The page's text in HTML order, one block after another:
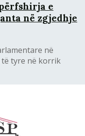
e
në zgjedhje
në
të tyre në korrik